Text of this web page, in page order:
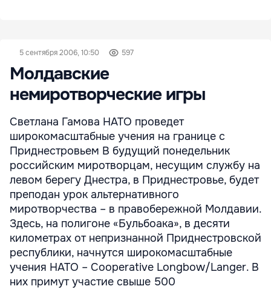
5 сентября 2006, 10:50 597
Молдавские
немиротворческие игры
Светлана Гамова НАТО проведет
широкомасштабные учения на границе с
Приднестровьем В будущий понедельник
российским миротворцам, несущим службу на
левом берегу Днестра, в Приднестровье, будет
преподан урок альтернативного
миротворчества – в правобережной Молдавии.
Здесь, на полигоне «Бульбоака», в десяти
километрах от непризнанной Приднестровской
республики, начнутся широкомасштабные
учения НАТО – Cooperative Longbow/Langer. В
них примут участие свыше 500